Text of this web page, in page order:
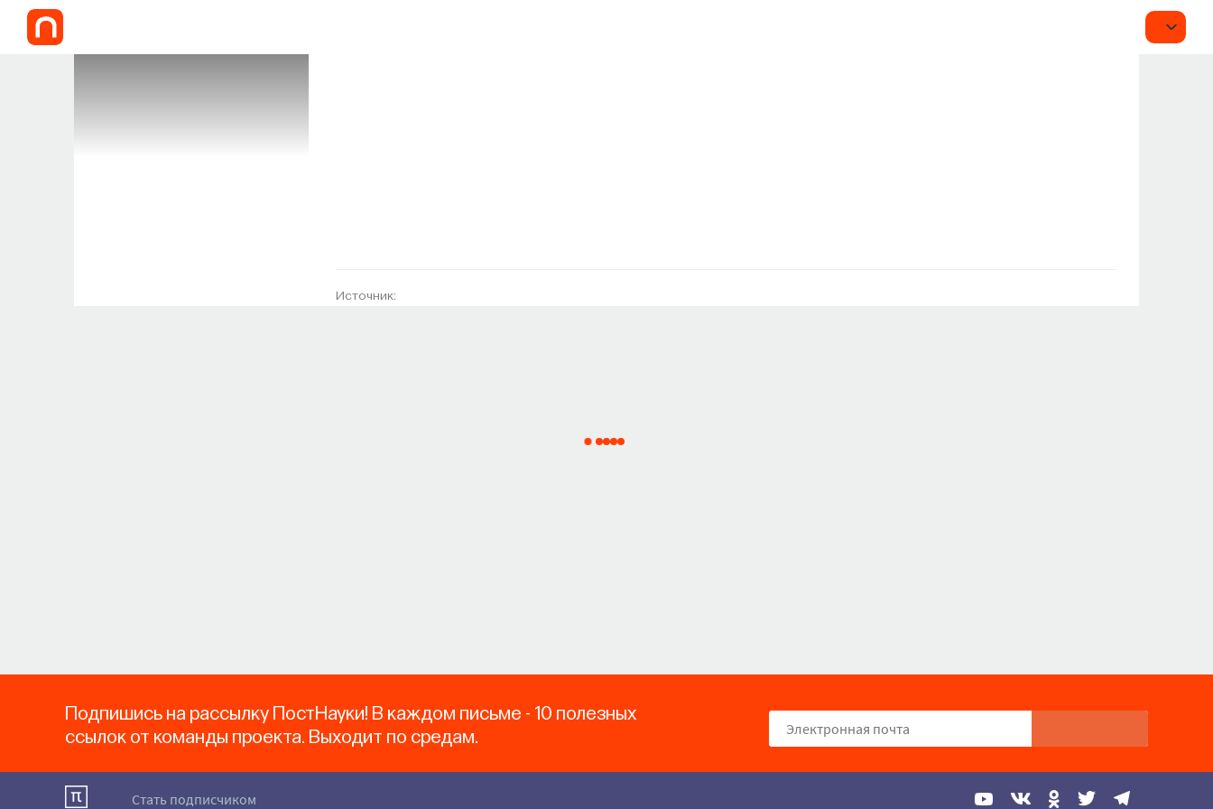
Источник:
Подпишись на рассылку ПостНауки! В каждом письме - 10 полезных
ссылок от команды проекта. Выходит по средам.
Стать подписчиком